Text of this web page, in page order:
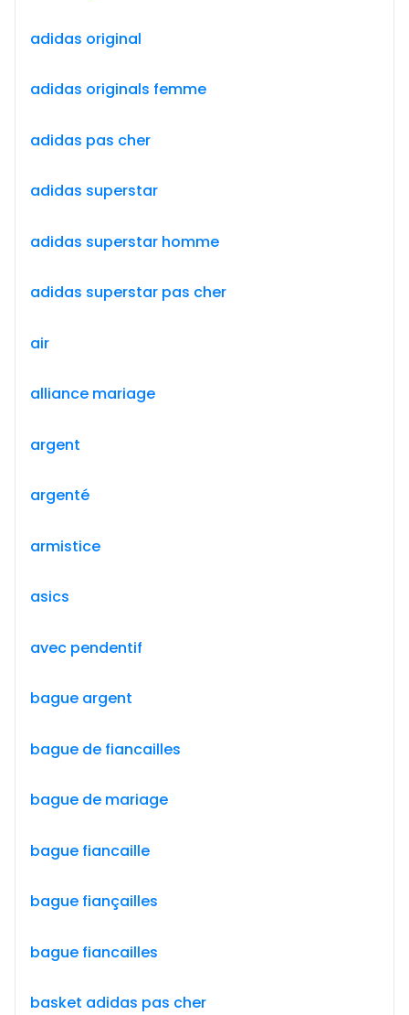
adidas original
adidas originals femme
adidas pas cher
adidas superstar
adidas superstar homme
adidas superstar pas cher
air
alliance mariage
argent
argenté
armistice
asics
avec pendentif
bague argent
bague de fiancailles
bague de mariage
bague fiancaille
bague fiançailles
bague fiancailles
basket adidas pas cher